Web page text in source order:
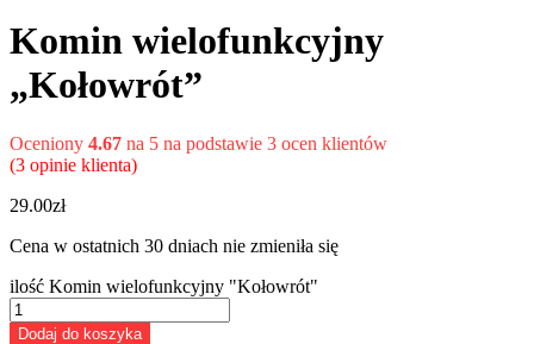
Komin wielofunkcyjny
„Kołowrót”
Oceniony 4.67 na 5 na podstawie 3 ocen klientów
(3 opinie klienta)
29.00zł
Cena w ostatnich 30 dniach nie zmieniła się
ilość Komin wielofunkcyjny "Kołowrót"
Dodaj do koszyka